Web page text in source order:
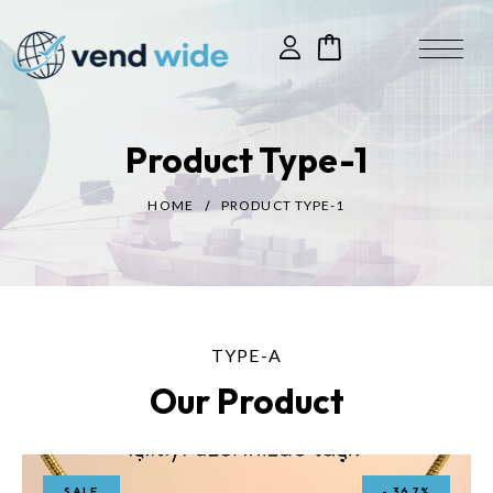
Product Type-1
HOME PRODUCT TYPE-1
TYPE-A
Our Product